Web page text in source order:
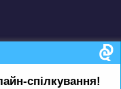
спілкування!